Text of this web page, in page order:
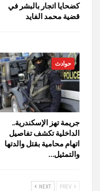
كضحايا اتجار بالبشر في
قضية محمد الفايد
حوادث
جريمة تهز الإسكندرية..
الداخلية تكشف تفاصيل
اتهام محامية بقتل والدتها
والتمثيل…
NEXT